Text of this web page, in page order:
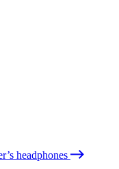
headphones